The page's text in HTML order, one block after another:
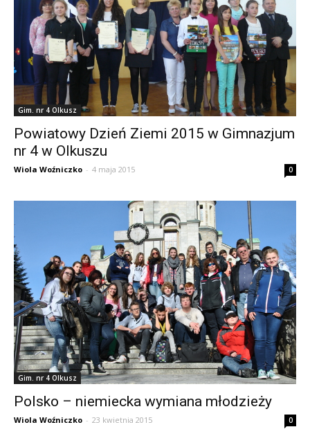
Gim. nr 4 Olkusz
Powiatowy Dzień Ziemi 2015 w Gimnazjum
nr 4 w Olkuszu
Wiola Woźniczko - 4 maja 2015 0
Gim. nr 4 Olkusz
Polsko – niemiecka wymiana młodzieży
Wiola Woźniczko - 23 kwietnia 2015 0